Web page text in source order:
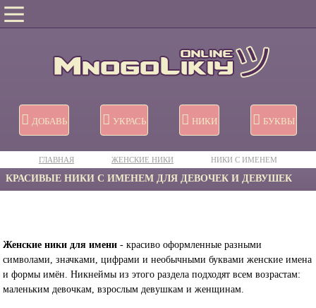
ДОБАВЬ УКРАСЬ НИКИ БУКВЫ
ГЛАВНАЯ ЖЕНСКИЕ НИКИ НИКИ C ИМЕНЕМ
КРАСИВЫЕ НИКИ С ИМЕНЕМ ДЛЯ ДЕВОЧЕК И ДЕВУШЕК
Женские ники для имени - красиво оформленные разными
символами, значками, цифрами и необычными буквами женские имена
и формы имён. Никнеймы из этого раздела подходят всем возрастам:
маленьким девочкам, взрослым девушкам и женщинам.